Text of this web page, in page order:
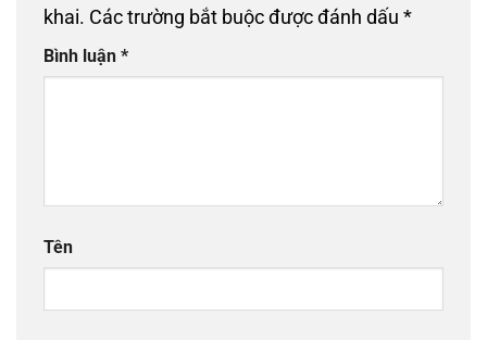
khai. Các trường bắt buộc được đánh dấu *
Bình luận *
Tên